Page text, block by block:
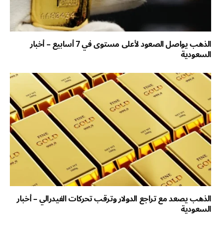
الذهب يواصل الصعود لأعلى مستوى في 7 أسابيع – أخبار
السعودية
الذهب يصعد مع تراجع الدولار وترقب تحركات الفيدرالي – أخبار
السعودية